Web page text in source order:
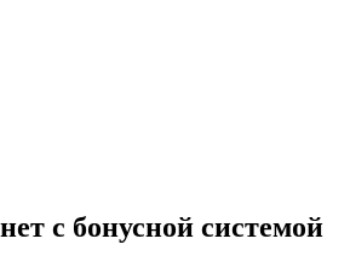
с бонусной системой